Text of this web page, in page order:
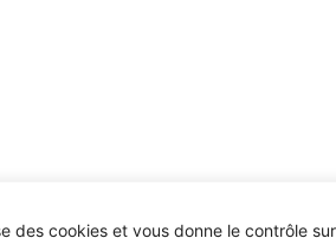
des cookies et vous donne le contrôle